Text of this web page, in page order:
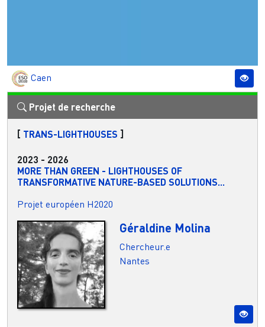
Caen
Projet de recherche
[ TRANS-LIGHTHOUSES ]
2023 - 2026
MORE THAN GREEN - LIGHTHOUSES OF
TRANSFORMATIVE NATURE-BASED SOLUTIONS...
Projet européen H2020
Géraldine Molina
Chercheur.e
Nantes